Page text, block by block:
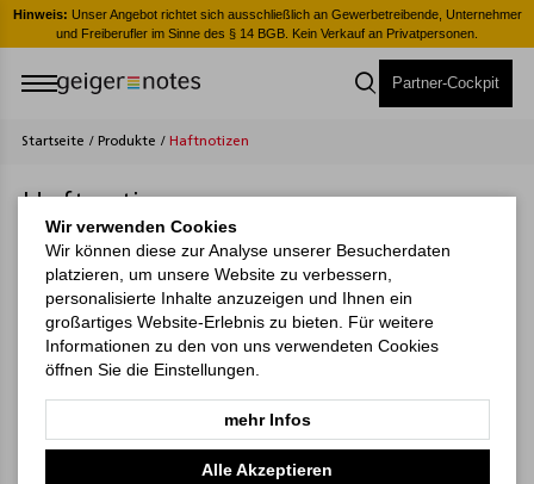
Hinweis: Unser Angebot richtet sich ausschließlich an Gewerbetreibende, Unternehmer
und Freiberufler im Sinne des § 14 BGB. Kein Verkauf an Privatpersonen.
Partner-Cockpit
Startseite / Produkte / Haftnotizen
Haftnotizen
Wir verwenden Cookies
Wir können diese zur Analyse unserer Besucherdaten
platzieren, um unsere Website zu verbessern,
personalisierte Inhalte anzuzeigen und Ihnen ein
großartiges Website-Erlebnis zu bieten. Für weitere
Informationen zu den von uns verwendeten Cookies
öffnen Sie die Einstellungen.
mehr Infos
Alle Akzeptieren